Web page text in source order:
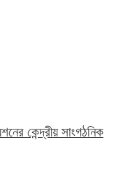
কেন্দ্রীয় সাংগঠনিক